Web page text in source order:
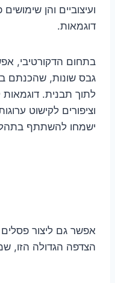
ועיצוביים והן
דוגמאות.
בתחום הדקורטיבי,
גבס שונות, שהכנתם
לתוך תבנית.
וציפורים לקישוט
ישמחו להשתתף
אפשר גם ליצור פסלים
הצדפה הגדולה הזו,